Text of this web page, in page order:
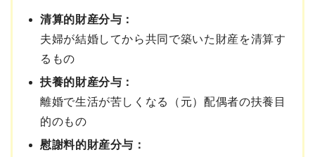
清算的財産分与：
夫婦が結婚してから共同で築いた財産を清算す
るもの
扶養的財産分与：
離婚で生活が苦しくなる（元）配偶者の扶養目
的のもの
慰謝料的財産分与：